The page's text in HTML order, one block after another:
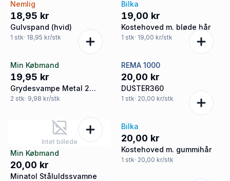
Nemlig
18,95 kr
Gulvspand (hvid)
1 stk· 18,95 kr/stk
Bilka
19,00 kr
Kostehoved m. bløde hår
1 stk· 19,00 kr/stk
Min Købmand
19,95 kr
Grydesvampe Metal 2
Farver
2 stk· 9,98 kr/stk
REMA 1000
20,00 kr
DUSTER360
1 stk· 20,00 kr/stk
Intet billede
Min Købmand
20,00 kr
Minatol Ståluldssvampe
Bilka
20,00 kr
Kostehoved m. gummihår
1 stk· 20,00 kr/stk